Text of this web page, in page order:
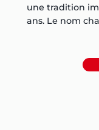
une tradition
ans. Le nom